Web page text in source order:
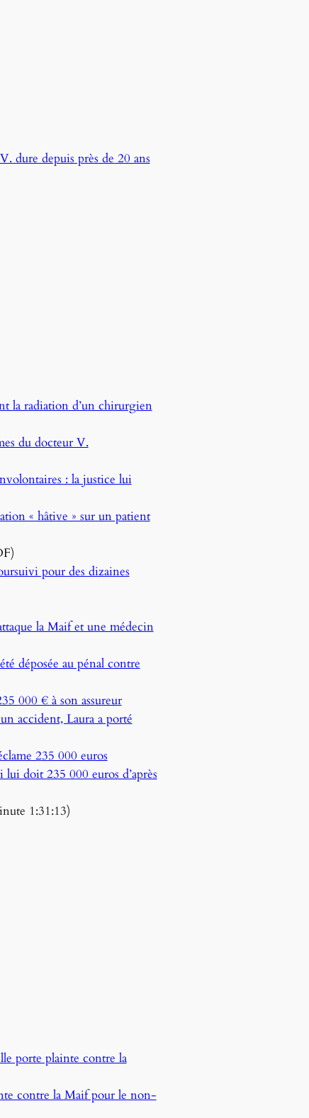
dure depuis près de 20 ans
la radiation d’un chirurgien
du docteur V.
: la justice lui
« hâtive » sur un patient
pour des dizaines
la Maif et une médecin
déposée au pénal contre
000 € à son assureur
accident, Laura a porté
235 000 euros
doit 235 000 euros d’après
1:31:13)
porte plainte contre la
contre la Maif pour le non-